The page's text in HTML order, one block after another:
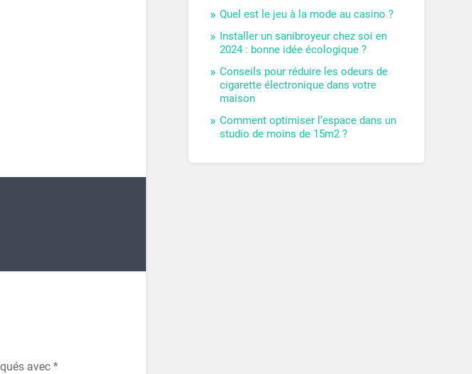
avec *
Quel est le jeu à la mode au casino ?
Installer un sanibroyeur chez soi en
2024 : bonne idée écologique ?
Conseils pour réduire les odeurs de
cigarette électronique dans votre
maison
Comment optimiser l’espace dans un
studio de moins de 15m2 ?